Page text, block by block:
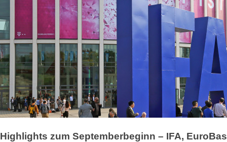
Highlights zum Septemberbeginn – IFA,